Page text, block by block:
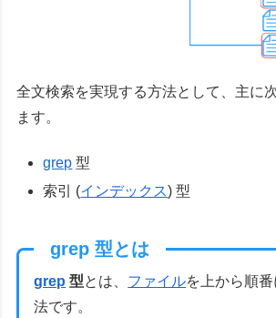
全文検索を実現する方法として、主に
ます。
grep 型
索引 (インデックス) 型
grep 型とは
grep 型とは、 ファイルを上から順
法です。